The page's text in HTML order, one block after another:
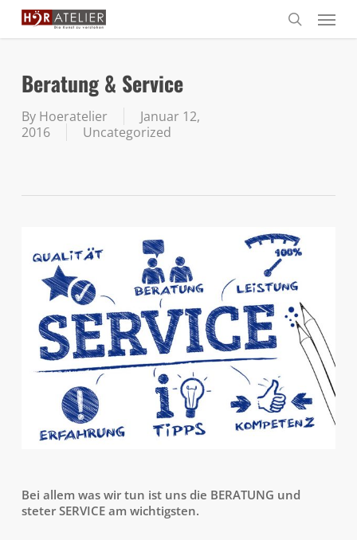
Skip
main
search
Menu
Beratung & Service
By Hoeratelier
Januar 12,
2016
Uncategorized
Bei allem was wir tun ist uns die BERATUNG und
steter SERVICE am wichtigsten.